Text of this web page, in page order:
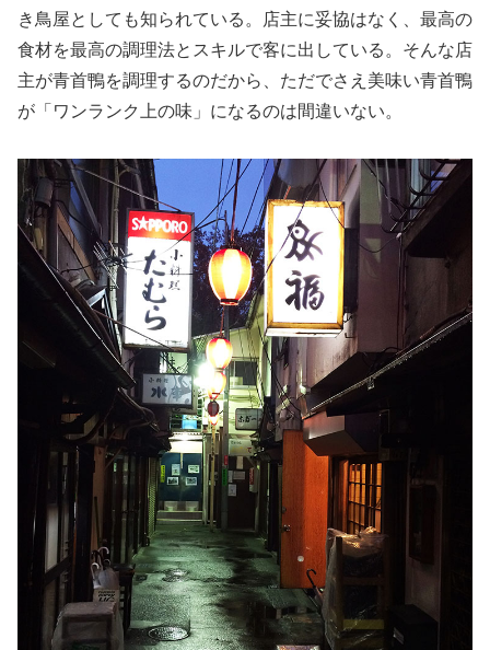
き鳥屋としても知られている。店主に妥協はなく、最高の
食材を最高の調理法とスキルで客に出している。そんな店
主が青首鴨を調理するのだから、ただでさえ美味い青首鴨
が「ワンランク上の味」になるのは間違いない。